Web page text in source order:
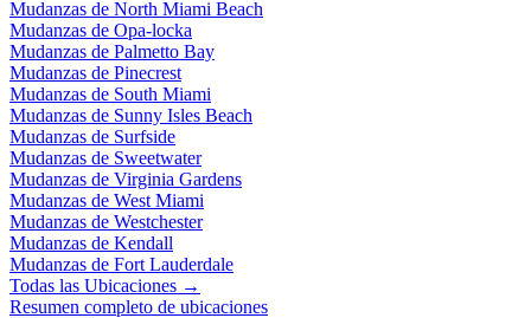
Mudanzas de North Miami Beach
Mudanzas de Opa-locka
Mudanzas de Palmetto Bay
Mudanzas de Pinecrest
Mudanzas de South Miami
Mudanzas de Sunny Isles Beach
Mudanzas de Surfside
Mudanzas de Sweetwater
Mudanzas de Virginia Gardens
Mudanzas de West Miami
Mudanzas de Westchester
Mudanzas de Kendall
Mudanzas de Fort Lauderdale
Todas las Ubicaciones →
Resumen completo de ubicaciones